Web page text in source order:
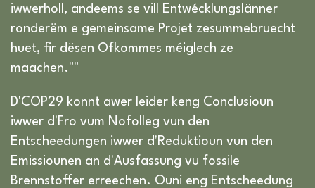
iwwerholl, andeems se vill Entwécklungslänner
ronderëm e gemeinsame Projet zesummebruecht
huet, fir dësen Ofkommes méiglech ze
maachen.""
D'COP29 konnt awer leider keng Conclusioun
iwwer d'Fro vum Nofolleg vun den
Entscheedungen iwwer d'Reduktioun vun den
Emissiounen an d'Ausfassung vu fossile
Brennstoffer erreechen. Ouni eng Entscheedung